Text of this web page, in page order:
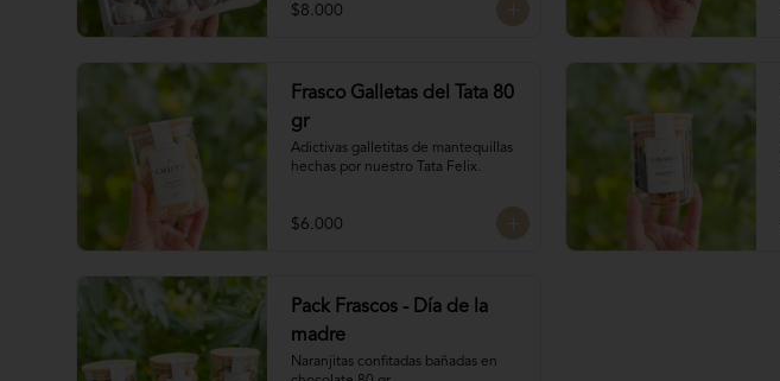
$8.000
Frasco Galletas del Tata 80
gr
Adictivas galletitas de mantequillas
hechas por nuestro Tata Felix.
$6.000
Pack Frascos - Día de la
madre
Naranjitas confitadas bañadas en